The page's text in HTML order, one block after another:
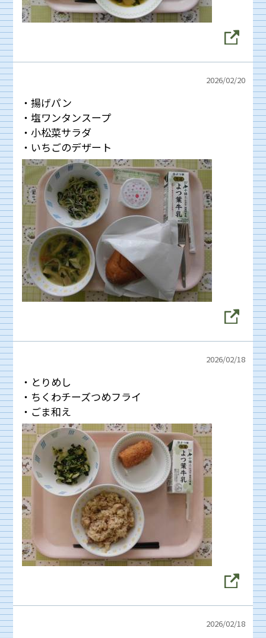
2026/02/20
・揚げパン
・塩ワンタンスープ
・小松菜サラダ
・いちごのデザート
2026/02/18
・とりめし
・ちくわチーズつめフライ
・ごま和え
2026/02/18